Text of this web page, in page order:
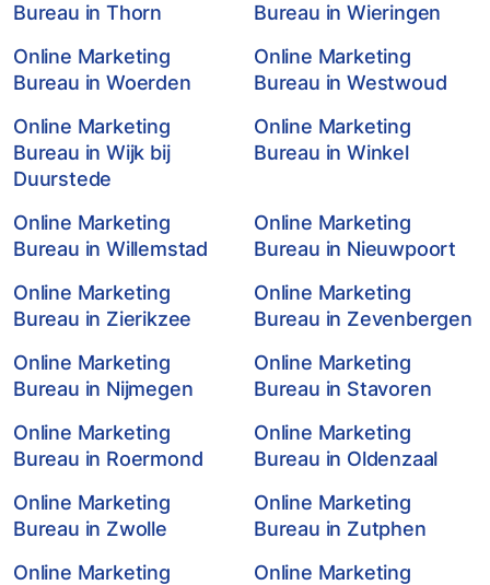
Bureau in Thorn
Bureau in Wieringen
Online Marketing
Bureau in Woerden
Online Marketing
Bureau in Westwoud
Online Marketing
Bureau in Wijk bij
Duurstede
Online Marketing
Bureau in Winkel
Online Marketing
Bureau in Willemstad
Online Marketing
Bureau in Nieuwpoort
Online Marketing
Bureau in Zierikzee
Online Marketing
Bureau in Zevenbergen
Online Marketing
Bureau in Nijmegen
Online Marketing
Bureau in Stavoren
Online Marketing
Bureau in Roermond
Online Marketing
Bureau in Oldenzaal
Online Marketing
Bureau in Zwolle
Online Marketing
Bureau in Zutphen
Online Marketing
Online Marketing